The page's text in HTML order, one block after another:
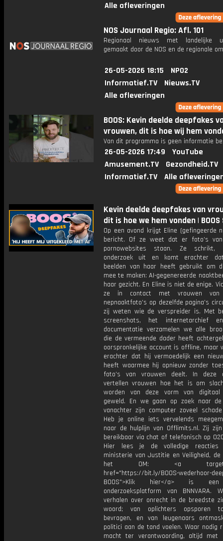
Alle afleveringen
NOS Journaal Regio: Afl. 101
Regionaal nieuws met landelijke
gemaakt door de NOS en de regionale
26-05-2026 18:15
NPO2
Informatief.TV
Nieuws.TV
Alle afleveringen
BOOS: Kevin deelde deepfakes
vrouwen, dit is hoe wij hem
Van dit programma is geen informatie
26-05-2026 17:49
YouTube
Amusement.TV
Gezondheid.TV
Informatief.TV
Alle
Kevin deelde deepfakes van
dit is hoe we hem vonden | BOOS
Op een avond krijgt Eline (gefingeerde
bericht. Of ze weet dat er foto’s
pornowebsites staan. Ze schrikt,
onderzoek uit en komt erachter
beelden van haar heeft gebruikt om
mee te maken: AI-gegenereerde
haar gezicht. En Eline is niet de enige.
ze in contact met vrouwen
nepnaaktfoto’s op dezelfde pagina’s
zij weten wie de verspreider is. Met
screenshots, het internetarchief
documentatie verzamelen we alle
die de vermeende dader heeft
oorspronkelijke account is offline, maar
erachter dat hij vermoedelijk een
heeft waarmee hij opnieuw zonder
foto’s van vrouwen deelt. In deze
vertellen vrouwen hoe het is om
worden van deze vorm van digitaal
geweld. En we gaan op zoek naar
vanachter zijn computer zoveel
Heb je online iets vervelends
naar de hulplijn van Offlimits.nl. Zij
bereikbaar via chat of telefonisch op
Hier lees je de volledige
ministerie van Justitie en Veiligheid,
het OM: <a
href="https://bit.ly/BOOS-wederhoor-
BOOS">Klik hier</a> is
onderzoeksplatform van BNNVARA.
verhalen over onrecht in de breedste
woord; van oplichters opsporen
bevragen, en van leugenaars
politici aan de tand voelen. Waar nodig
macht ter verantwoording, altijd met